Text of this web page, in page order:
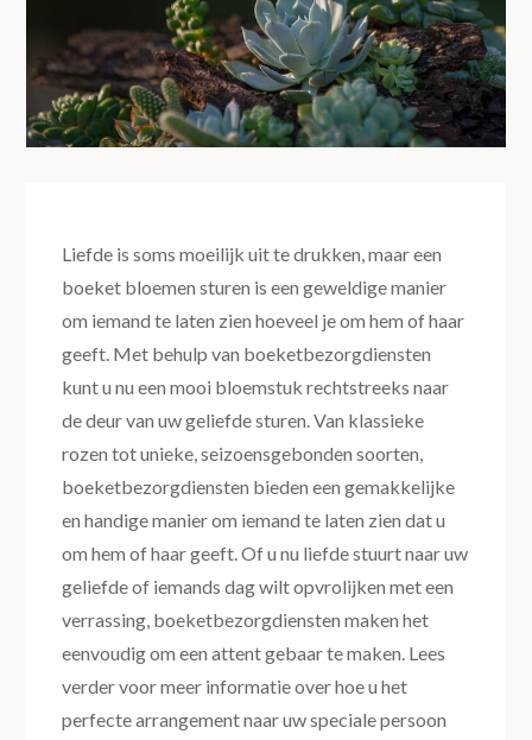
Liefde is soms moeilijk uit te drukken, maar een
boeket bloemen sturen is een geweldige manier
om iemand te laten zien hoeveel je om hem of haar
geeft. Met behulp van boeketbezorgdiensten
kunt u nu een mooi bloemstuk rechtstreeks naar
de deur van uw geliefde sturen. Van klassieke
rozen tot unieke, seizoensgebonden soorten,
boeketbezorgdiensten bieden een gemakkelijke
en handige manier om iemand te laten zien dat u
om hem of haar geeft. Of u nu liefde stuurt naar uw
geliefde of iemands dag wilt opvrolijken met een
verrassing, boeketbezorgdiensten maken het
eenvoudig om een attent gebaar te maken. Lees
verder voor meer informatie over hoe u het
perfecte arrangement naar uw speciale persoon